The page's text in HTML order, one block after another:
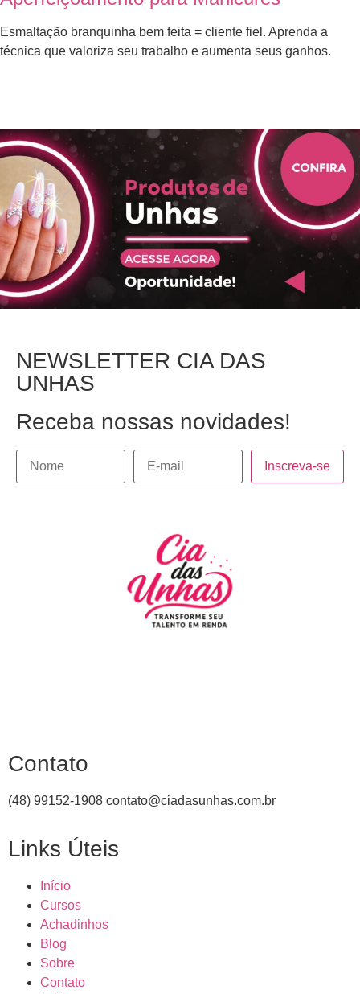
Esmaltação branquinha bem feita = cliente fiel. Aprenda a
técnica que valoriza seu trabalho e aumenta seus ganhos.
NEWSLETTER CIA DAS
UNHAS
Receba nossas novidades!
Contato
(48) 99152-1908 contato@ciadasunhas.com.br
Links Úteis
Início
Cursos
Achadinhos
Blog
Sobre
Contato